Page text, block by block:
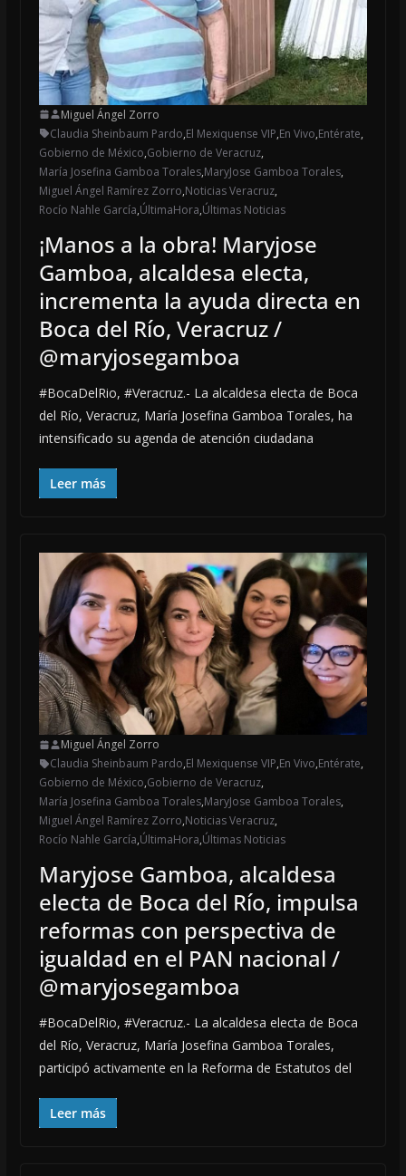
Miguel Ángel Zorro
Claudia Sheinbaum Pardo,El Mexiquense VIP,En Vivo,Entérate,
Gobierno de México,Gobierno de Veracruz,
María Josefina Gamboa Torales,MaryJose Gamboa Torales,
Miguel Ángel Ramírez Zorro,Noticias Veracruz,
Rocío Nahle García,ÚltimaHora,Últimas Noticias
¡Manos a la obra! Maryjose
Gamboa, alcaldesa electa,
incrementa la ayuda directa en
Boca del Río, Veracruz /
@maryjosegamboa
#BocaDelRio, #Veracruz.- La alcaldesa electa de Boca
del Río, Veracruz, María Josefina Gamboa Torales, ha
intensificado su agenda de atención ciudadana
Leer más
Miguel Ángel Zorro
Claudia Sheinbaum Pardo,El Mexiquense VIP,En Vivo,Entérate,
Gobierno de México,Gobierno de Veracruz,
María Josefina Gamboa Torales,MaryJose Gamboa Torales,
Miguel Ángel Ramírez Zorro,Noticias Veracruz,
Rocío Nahle García,ÚltimaHora,Últimas Noticias
Maryjose Gamboa, alcaldesa
electa de Boca del Río, impulsa
reformas con perspectiva de
igualdad en el PAN nacional /
@maryjosegamboa
#BocaDelRio, #Veracruz.- La alcaldesa electa de Boca
del Río, Veracruz, María Josefina Gamboa Torales,
participó activamente en la Reforma de Estatutos del
Leer más